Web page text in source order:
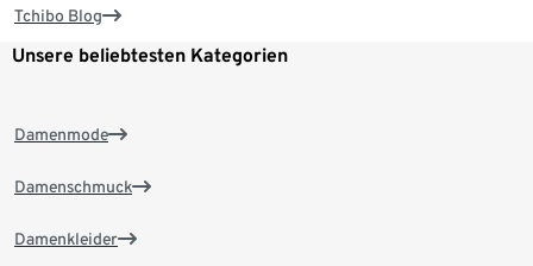
Tchibo Blog
Unsere beliebtesten Kategorien
Damenmode
Damenschmuck
Damenkleider